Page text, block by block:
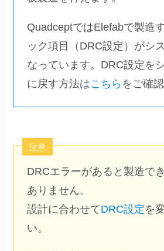
QuadceptではElefabで製造
ック項目（DRC設定）がシ
なっています。DRC設定を
に戻す方法はこちら をご確
注意
DRCエラーがあると製造で
ありません。
設計に合わせてDRC設定 を
い。